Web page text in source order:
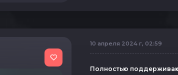
10 апреля 2024 г, 02:59
Полностью